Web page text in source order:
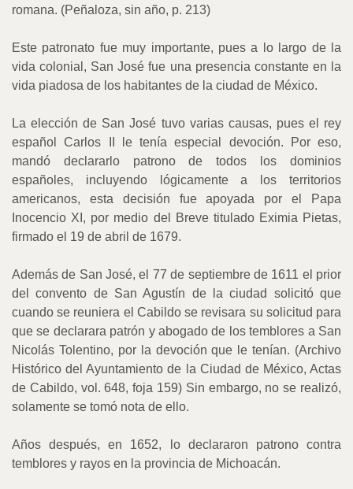
romana. (Peñaloza, sin año, p. 213)
Este patronato fue muy importante, pues a lo largo de la
vida colonial, San José fue una presencia constante en la
vida piadosa de los habitantes de la ciudad de México.
La elección de San José tuvo varias causas, pues el rey
español Carlos II le tenía especial devoción. Por eso,
mandó declararlo patrono de todos los dominios
españoles, incluyendo lógicamente a los territorios
americanos, esta decisión fue apoyada por el Papa
Inocencio XI, por medio del Breve titulado Eximia Pietas,
firmado el 19 de abril de 1679.
Además de San José, el 77 de septiembre de 1611 el prior
del convento de San Agustín de la ciudad solicitó que
cuando se reuniera el Cabildo se revisara su solicitud para
que se declarara patrón y abogado de los temblores a San
Nicolás Tolentino, por la devoción que le tenían. (Archivo
Histórico del Ayuntamiento de la Ciudad de México, Actas
de Cabildo, vol. 648, foja 159) Sin embargo, no se realizó,
solamente se tomó nota de ello.
Años después, en 1652, lo declararon patrono contra
temblores y rayos en la provincia de Michoacán.